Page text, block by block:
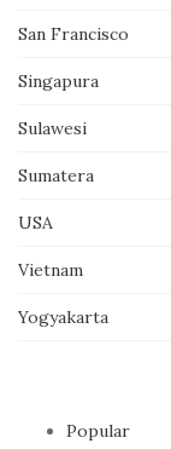
San Francisco
Singapura
Sulawesi
Sumatera
USA
Vietnam
Yogyakarta
Popular